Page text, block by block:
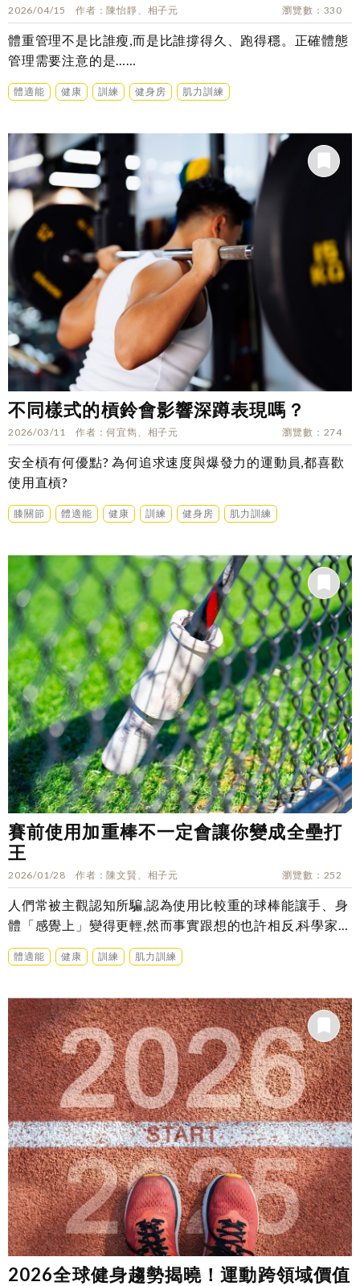
2026/04/15 作者 陳怡靜、相子元 瀏覽數 330
體重管理不是比誰瘦,而是比誰撐得久、跑得穩。正確體態
管理需要注意的是……
體適能 健康 訓練 健身房 肌力訓練
不同樣式的槓鈴會影響深蹲表現嗎？
2026/03/11 作者 何宜雋、相子元 瀏覽數 274
安全槓有何優點? 為何追求速度與爆發力的運動員,都喜歡
使用直槓?
膝關節 體適能 健康 訓練 健身房 肌力訓練
賽前使用加重棒不一定會讓你變成全壘打
王
2026/01/28 作者 陳文賢、相子元 瀏覽數 252
人們常被主觀認知所騙,認為使用比較重的球棒能讓手、身
體「感覺上」變得更輕,然而事實跟想的也許相反,科學家的
解釋是……
體適能 健康 訓練 肌力訓練
2026全球健身趨勢揭曉！運動跨領域價值